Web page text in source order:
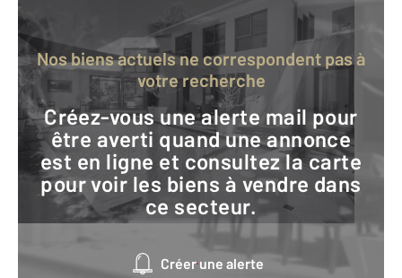
Nos biens actuels ne correspondent pas à
votre recherche
Créez-vous une alerte mail pour
être averti quand une annonce
est en ligne et consultez la carte
pour voir les biens à vendre dans
ce secteur.
Créer une alerte